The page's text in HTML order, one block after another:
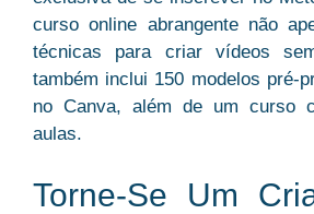
curso online abrangente não
técnicas para criar vídeos
também inclui 150 modelos pré-
no Canva, além de um curso
aulas.
Torne-Se Um